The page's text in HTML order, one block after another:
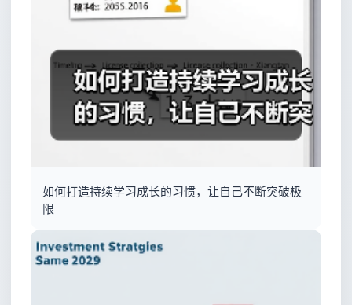
如何打造持续学习成长的习惯，让自己不断突破极
限